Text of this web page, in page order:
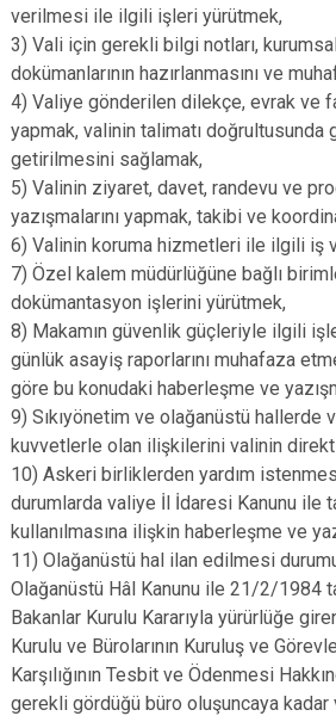
verilmesi ile ilgili işleri yürütmek,
3) Vali için gerekli bilgi notları,
dokümanlarının hazırlanmasını ve
4) Valiye gönderilen dilekçe, evrak ve
yapmak, valinin talimatı doğrultusunda
getirilmesini sağlamak,
5) Valinin ziyaret, davet, randevu ve
yazışmalarını yapmak, takibi ve
6) Valinin koruma hizmetleri ile ilgili iş
7) Özel kalem müdürlüğüne bağlı
dokümantasyon işlerini yürütmek,
8) Makamın güvenlik güçleriyle ilgili
günlük asayiş raporlarını muhafaza
göre bu konudaki haberleşme ve
9) Sıkıyönetim ve olağanüstü hallerde
kuvvetlerle olan ilişkilerini valinin
10) Askeri birliklerden yardım
durumlarda valiye İl İdaresi Kanunu ile
kullanılmasına ilişkin haberleşme ve
11) Olağanüstü hal ilan edilmesi
Olağanüstü Hâl Kanunu ile 21/2/1984
Bakanlar Kurulu Kararıyla yürürlüğe
Kurulu ve Bürolarının Kuruluş ve
Karşılığının Tesbit ve Ödenmesi
gerekli gördüğü büro oluşuncaya